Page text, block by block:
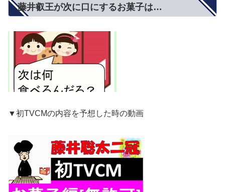
藤井叡王が次に口にするお菓子は…
▼初TVCMの内容を予想した時の動画